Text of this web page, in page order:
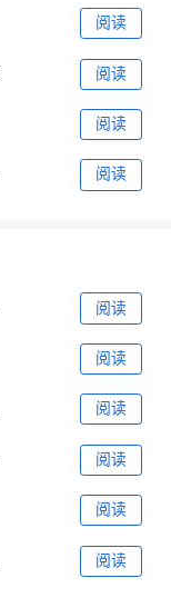
阅读
阅读
阅读
阅读
阅读
阅读
阅读
阅读
阅读
阅读